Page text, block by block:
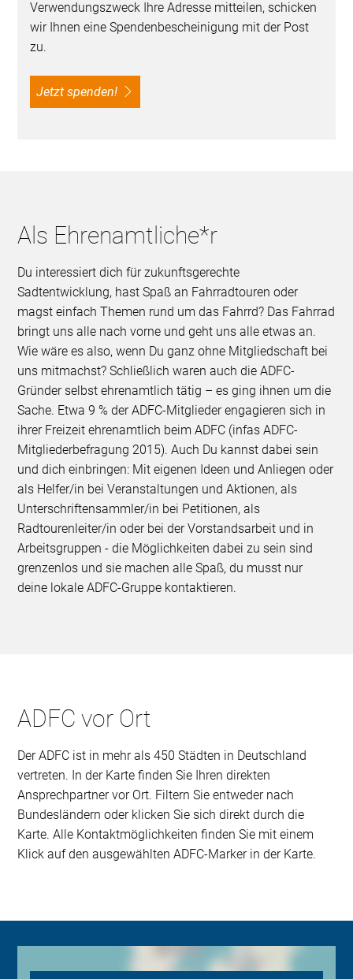
Verwendungszweck Ihre Adresse mitteilen, schicken
wir Ihnen eine Spendenbescheinigung mit der Post
zu.
Jetzt spenden!
Als Ehrenamtliche*r
Du interessiert dich für zukunftsgerechte
Sadtentwicklung, hast Spaß an Fahrradtouren oder
magst einfach Themen rund um das Fahrrd? Das Fahrrad
bringt uns alle nach vorne und geht uns alle etwas an.
Wie wäre es also, wenn Du ganz ohne Mitgliedschaft bei
uns mitmachst? Schließlich waren auch die ADFC-
Gründer selbst ehrenamtlich tätig – es ging ihnen um die
Sache. Etwa 9 % der ADFC-Mitglieder engagieren sich in
ihrer Freizeit ehrenamtlich beim ADFC (infas ADFC-
Mitgliederbefragung 2015). Auch Du kannst dabei sein
und dich einbringen: Mit eigenen Ideen und Anliegen oder
als Helfer/in bei Veranstaltungen und Aktionen, als
Unterschriftensammler/in bei Petitionen, als
Radtourenleiter/in oder bei der Vorstandsarbeit und in
Arbeitsgruppen - die Möglichkeiten dabei zu sein sind
grenzenlos und sie machen alle Spaß, du musst nur
deine lokale ADFC-Gruppe kontaktieren.
ADFC vor Ort
Der ADFC ist in mehr als 450 Städten in Deutschland
vertreten. In der Karte finden Sie Ihren direkten
Ansprechpartner vor Ort. Filtern Sie entweder nach
Bundesländern oder klicken Sie sich direkt durch die
Karte. Alle Kontaktmöglichkeiten finden Sie mit einem
Klick auf den ausgewählten ADFC-Marker in der Karte.